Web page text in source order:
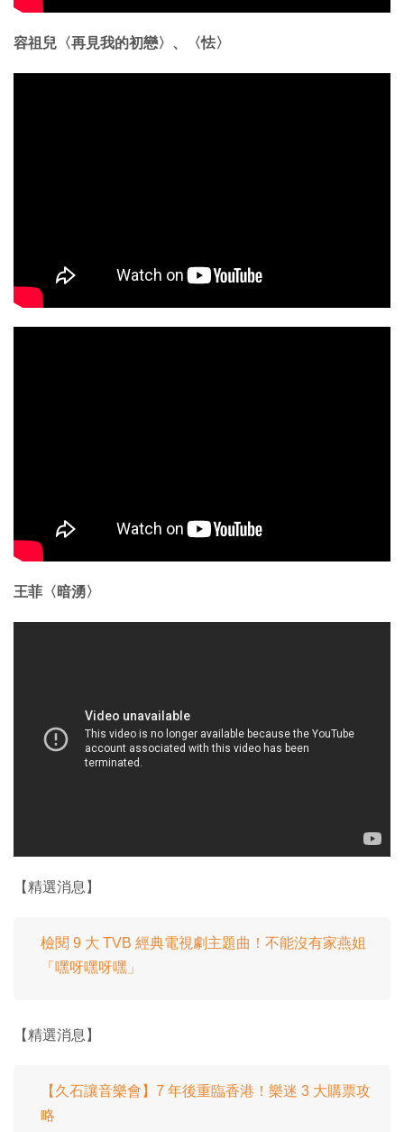
容祖兒〈再見我的初戀〉、〈怯〉
王菲〈暗湧〉
【精選消息】
檢閱 9 大 TVB 經典電視劇主題曲！不能沒有家燕姐
「嘿呀嘿呀嘿」
【精選消息】
【久石讓音樂會】7 年後重臨香港！樂迷 3 大購票攻
略